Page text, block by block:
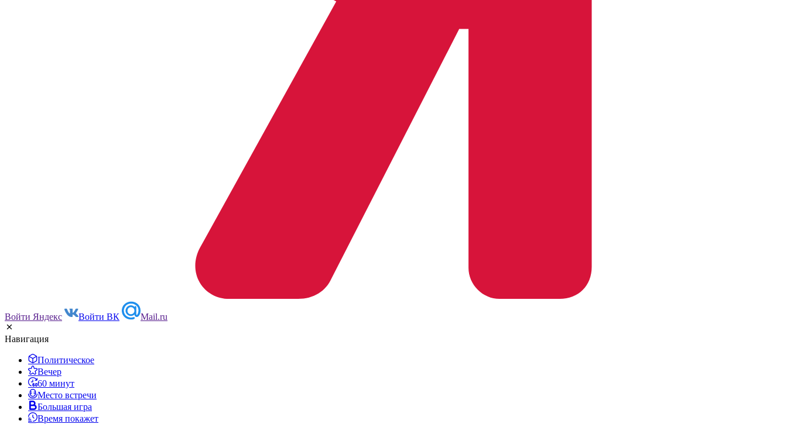
Войти Яндекс Войти ВК Mail.ru
Навигация
Политическое
Вечер
60 минут
Место встречи
Большая игра
Время покажет